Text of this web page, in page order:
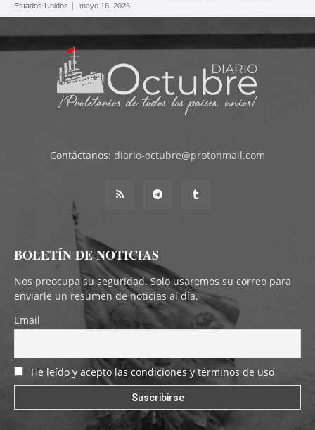
Estados Unidos mayo 16, 2026
Contáctanos: diario-octubre@protonmail.com
BOLETÍN DE NOTICIAS
Nos preocupa su seguridad. Solo usaremos su correo para
enviarle un resumen de noticias al día.
Email
He leído y acepto las condiciones y términos de uso